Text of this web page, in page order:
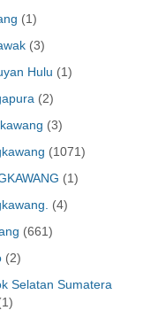
(1)
(3)
Hulu (1)
(2)
(3)
(1071)
(1)
(4)
(661)
(2)
Selatan Sumatera